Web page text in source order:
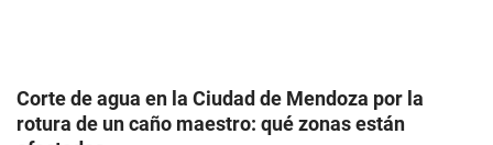
Corte de agua en la Ciudad de Mendoza por la
rotura de un caño maestro: qué zonas están